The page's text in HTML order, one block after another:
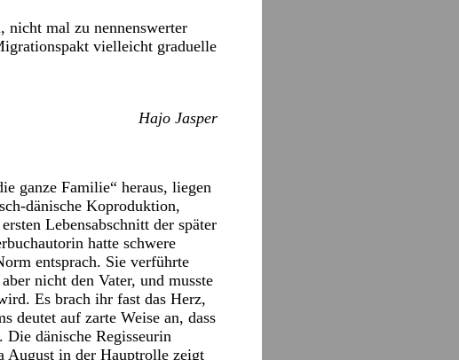
nicht mal zu nennenswerter
vielleicht graduelle
Hajo Jasper
ganze Familie“ heraus, liegen
dänische Koproduktion,
Lebensabschnitt der später
hatte schwere
entsprach. Sie verführte
nicht den Vater, und musste
Es brach ihr fast das Herz,
deutet auf zarte Weise an, dass
dänische Regisseurin
August in der Hauptrolle zeigt